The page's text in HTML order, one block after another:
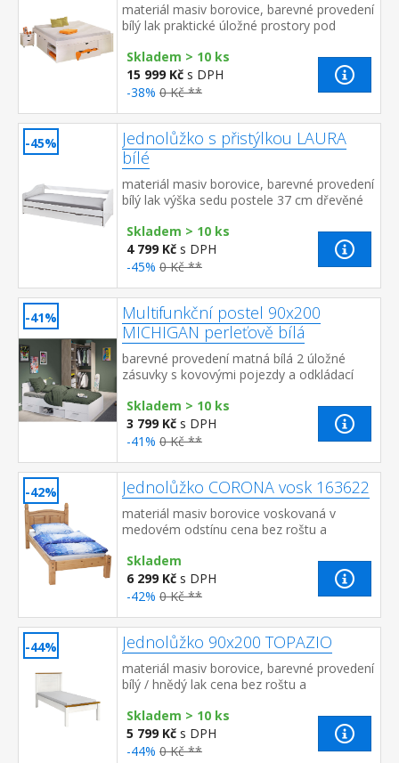
materiál masiv borovice, barevné provedení
bílý lak praktické úložné prostory pod
stolky a rošt ...
Skladem > 10 ks
15 999 Kč s DPH
-38% 0 Kč **
-45%
Jednolůžko s přistýlkou LAURA
bílé
materiál masiv borovice, barevné provedení
bílý lak výška sedu postele 37 cm dřevěné
ceně výsuv možno využ...
Skladem > 10 ks
4 799 Kč s DPH
-45% 0 Kč **
-41%
Multifunkční postel 90x200
MICHIGAN perleťově bílá
barevné provedení matná bílá 2 úložné
zásuvky s kovovými pojezdy a odkládací
ceně, doporučený rozmě...
Skladem > 10 ks
3 799 Kč s DPH
-41% 0 Kč **
-42% Jednolůžko CORONA vosk 163622
materiál masiv borovice voskovaná v
medovém odstínu cena bez roštu a
200 cm a rošt R1 toto lůžk...
Skladem
6 299 Kč s DPH
-42% 0 Kč **
-44% Jednolůžko 90x200 TOPAZIO
materiál masiv borovice, barevné provedení
bílý / hnědý lak cena bez roštu a
200 cm a rošt R1 vh...
Skladem > 10 ks
5 799 Kč s DPH
-44% 0 Kč **